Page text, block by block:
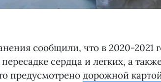
сообщили, что в 2020-2021
сердца и легких, а
предусмотрено дорожной